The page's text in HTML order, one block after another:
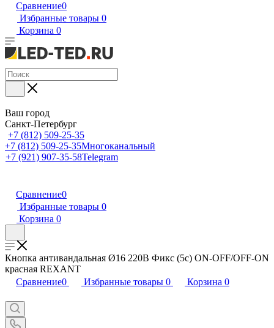
Сравнение0
Избранные товары 0
Корзина 0
Ваш город
Санкт-Петербург
+7 (812) 509-25-35
+7 (812) 509-25-35Многоканальный
+7 (921) 907-35-58Telegram
Сравнение0
Избранные товары 0
Корзина 0
Кнопка антивандальная Ø16 220В Фикс (5с) ON-OFF/OFF-ON
красная REXANT
Сравнение0 Избранные товары 0 Корзина 0